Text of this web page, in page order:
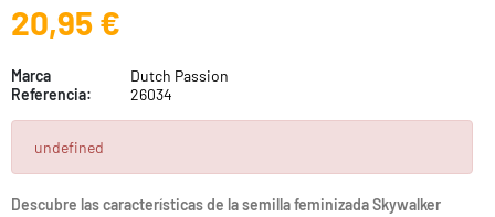
20,95 €
Marca
Dutch Passion
Referencia:
26034
undefined
Descubre las características de la semilla feminizada Skywalker